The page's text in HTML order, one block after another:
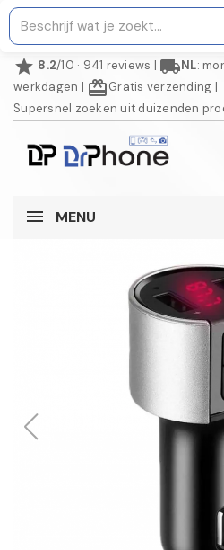
star 8.2/10 · 941 reviews | local_shippingNL:
werkdagen | redeemGratis verzending |
Supersnel zoeken uit duizenden
MENU